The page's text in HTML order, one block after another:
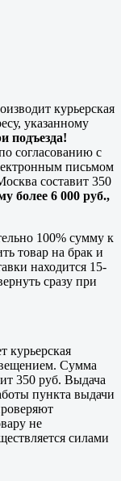
курьерская
указанному
подъезда!
согласованию с
письмом
составит 350
более 6 000 руб.,
100% сумму к
товар на брак и
находится 15-
сразу при
курьерская
Сумма
350 руб. Выдача
пункта выдачи
не
силами